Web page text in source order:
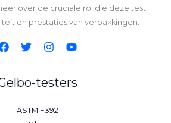
over de cruciale rol die deze test
en prestaties van verpakkingen.
testers
ASTM F392